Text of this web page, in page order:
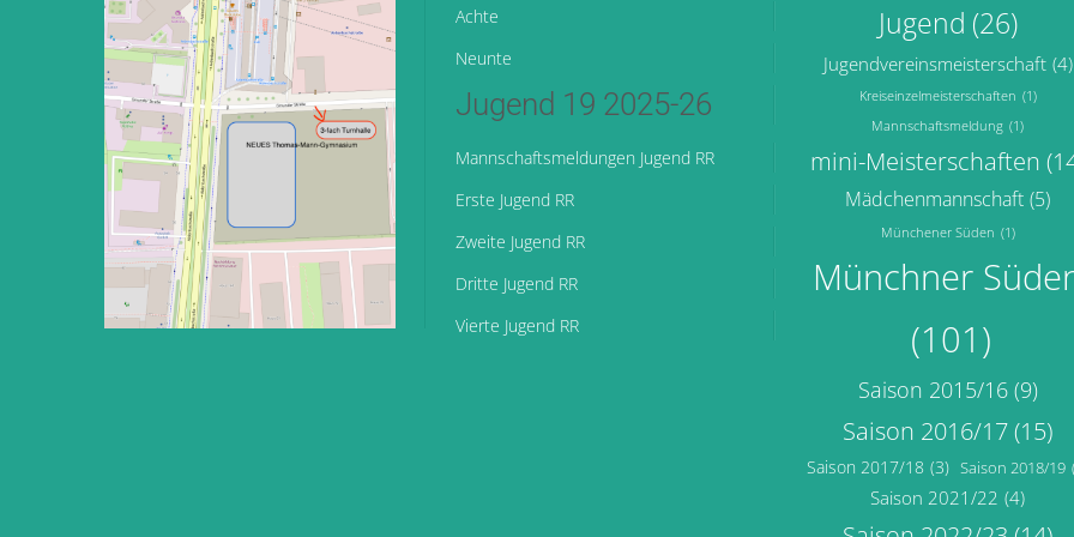
Achte
Neunte
Jugend 19 2025-26
Mannschaftsmeldungen Jugend RR
Erste Jugend RR
Zweite Jugend RR
Dritte Jugend RR
Vierte Jugend RR
Jugend (26)
Jugendvereinsmeisterschaft (4)
Kreiseinzelmeisterschaften (1)
Mannschaftsmeldung (1)
mini-Meisterschaften
Mädchenmannschaft (5)
Münchener Süden (1)
Münchner
(101)
Saison 2015/16 (9)
Saison 2016/17(15)
Saison 2017/18 (3) Saison 2018/19
Saison 2021/22 (4)